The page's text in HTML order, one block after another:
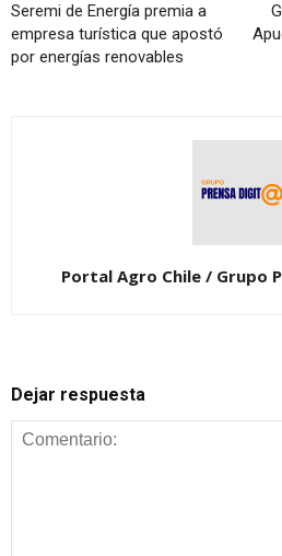
Seremi de Energía premia a
empresa turística que apostó
por energías renovables
Portal Agro Chile / Grupo
Dejar respuesta